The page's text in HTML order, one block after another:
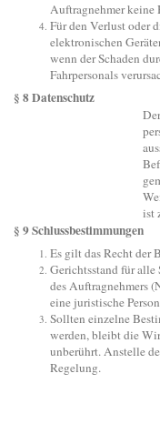
Auftragnehmer keine
Für den Verlust oder
elektronischen
wenn der Schaden
Fahrpersonals
§ 8 Datenschutz
ist
§ 9 Schlussbestimmungen
Es gilt das Recht der
Gerichtsstand für alle
des Auftragnehmers
eine juristische
Sollten einzelne
werden, bleibt die
unberührt. Anstelle
Regelung.